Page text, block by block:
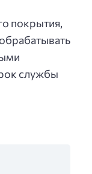
покрытия,
службы